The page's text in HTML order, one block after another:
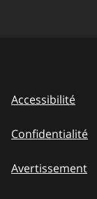
Accessibilité
Confidentialité
Avertissement